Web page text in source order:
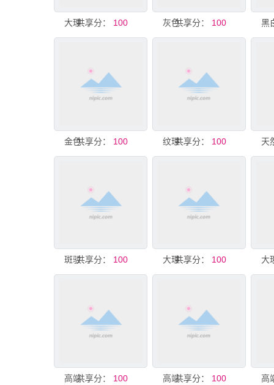
大理石纹理石材
共享分： 100 灰色大理石纹理石材
共享分： 100
金色纹理大理石石材图案
共享分： 100 纹理独特的大理石石材
共享分： 100
斑驳纹理大理石石材图案
共享分： 100 大理石高端豪华石材
共享分： 100
高端大理石岩板石材
共享分： 100 高端大理石岩板石材
共享分： 100